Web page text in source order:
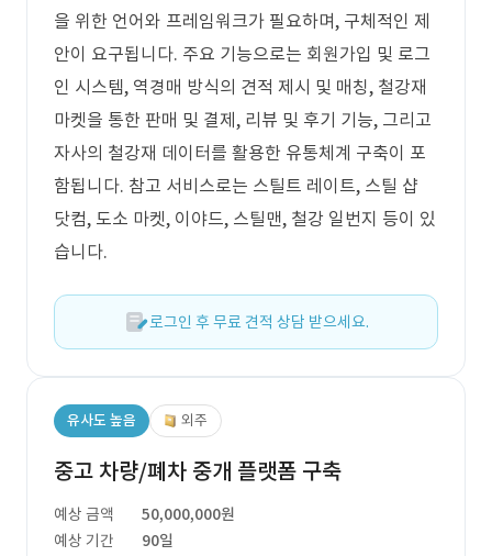
을 위한 언어와 프레임워크가 필요하며, 구체적인 제
안이 요구됩니다. 주요 기능으로는 회원가입 및 로그
인 시스템, 역경매 방식의 견적 제시 및 매칭, 철강재
마켓을 통한 판매 및 결제, 리뷰 및 후기 기능, 그리고
자사의 철강재 데이터를 활용한 유통체계 구축이 포
함됩니다. 참고 서비스로는 스틸트 레이트, 스틸 샵
닷컴, 도소 마켓, 이야드, 스틸맨, 철강 일번지 등이 있
습니다.
로그인 후 무료 견적 상담 받으세요.
유사도 높음 외주
중고 차량/폐차 중개 플랫폼 구축
예상 금액
50,000,000원
예상 기간
90일